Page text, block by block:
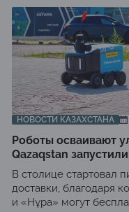
НОВОСТИ КАЗАХСТАНА
Роботы осваивают
Qazaqstan
В столице стартовал
доставки, благодаря
и «Нұра» могут